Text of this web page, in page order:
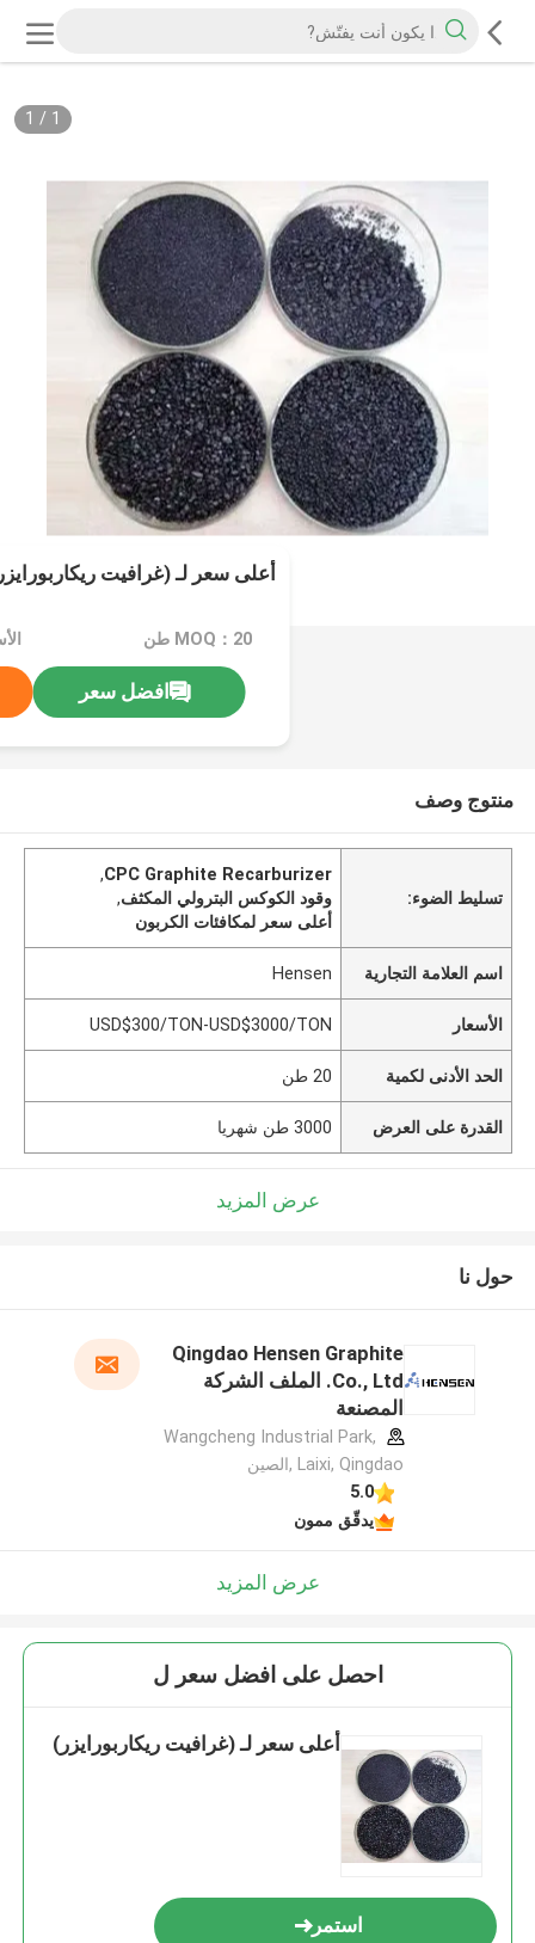
1
/
1
أعلى سعر لـ (غرافيت
MOQ：20 طن
افضل سعر
منتوج وصف
تسليط الضوء:
CPC Graphite Recarburizer
,
وقود الكوكس البترولي المكثف,
أعلى سعر لمكافئات الكربون
اسم العلامة التجارية Hensen
الأسعار USD$300/TON-USD$3000/TON
الحد الأدنى لكمية 20 طن
القدرة على العرض 3000 طن شهريا
عرض المزيد
حول نا
Qingdao Hensen Graphite
Co., Ltd. الملف الشركة
المصنعة
Wangcheng Industrial Park,
Laixi, Qingdao ,الصين
5.0
يدقّق ممون
عرض المزيد
احصل على افضل سعر ل
أعلى سعر لـ (غرافيت ريكاربورايزر)
استمر